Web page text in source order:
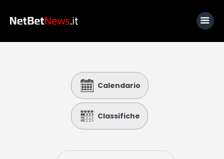
Calcio
Basket
Tennis
Calendario
Classifiche